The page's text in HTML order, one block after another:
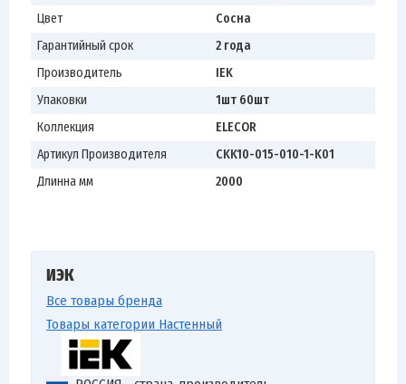
Цвет
Сосна
Гарантийный срок
2 года
Производитель
IEK
Упаковки
1шт 60шт
Коллекция
ELECOR
Артикул Производителя
CKK10-015-010-1-K01
Длинна мм
2000
ИЭК
Все товары бренда
Товары категории Настенный